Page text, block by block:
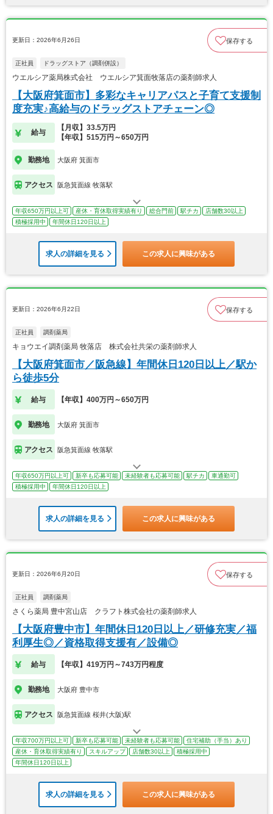
更新日：2026年6月26日 保存する
正社員 ドラッグストア（調剤併設）
ウエルシア薬局株式会社 ウエルシア箕面牧落店の薬剤師求人
【大阪府箕面市】多彩なキャリアパスと子育て支援制
度充実♪高給与のドラッグストアチェーン◎
給与
【月収】33.5万円
【年収】515万円～650万円
勤務地 大阪府 箕面市
アクセス 阪急箕面線 牧落駅
年収650万円以上可 産休・育休取得実績有り 総合門前 駅チカ
店舗数30以上
積極採用中
年間休日120日以上
求人の詳細を見る この求人に興味がある
更新日：2026年6月22日 保存する
正社員 調剤薬局
キョウエイ調剤薬局 牧落店 株式会社共栄の薬剤師求人
【大阪府箕面市／阪急線】年間休日120日以上／駅か
ら徒歩5分
給与 【年収】400万円～650万円
勤務地 大阪府 箕面市
アクセス 阪急箕面線 牧落駅
年収650万円以上可 新卒も応募可能 未経験者も応募可能 駅チカ
車通勤可
積極採用中
年間休日120日以上
求人の詳細を見る この求人に興味がある
更新日：2026年6月20日 保存する
正社員 調剤薬局
さくら薬局 豊中宮山店 クラフト株式会社の薬剤師求人
【大阪府豊中市】年間休日120日以上／研修充実／福
利厚生◎／資格取得支援有／設備◎
給与 【年収】419万円～743万円程度
勤務地 大阪府 豊中市
アクセス 阪急箕面線 桜井(大阪)駅
年収700万円以上可 新卒も応募可能 未経験者も応募可能
住宅補助（手当）あり
産休・育休取得実績有り
スキルアップ 店舗数30以上
積極採用中
年間休日120日以上
求人の詳細を見る この求人に興味がある